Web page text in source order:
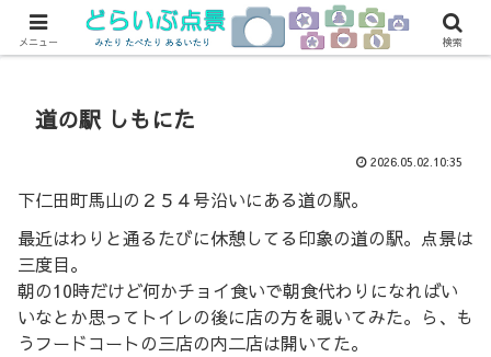
→どらいぶ帳 →旧点景
道の駅 しもにた
2026.05.02.10:35
下仁田町馬山の２５４号沿いにある道の駅。
最近はわりと通るたびに休憩してる印象の道の駅。点景は
三度目。
朝の10時だけど何かチョイ食いで朝食代わりになればい
いなとか思ってトイレの後に店の方を覗いてみた。ら、も
うフードコートの三店の内二店は開いてた。
メニュー 検索